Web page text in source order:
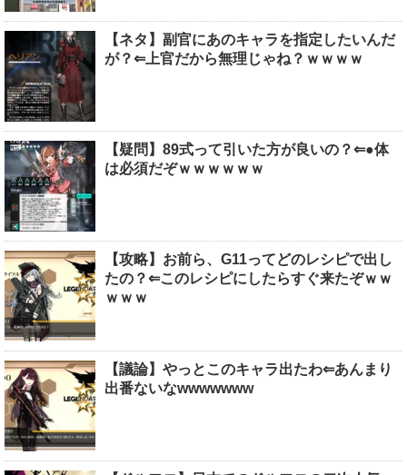
【ネタ】副官にあのキャラを指定したいんだ
が？⇐上官だから無理じゃね？ｗｗｗｗ
【疑問】89式って引いた方が良いの？⇐●体
は必須だぞｗｗｗｗｗｗ
【攻略】お前ら、G11ってどのレシピで出し
たの？⇐このレシピにしたらすぐ来たぞｗｗ
ｗｗｗ
【議論】やっとこのキャラ出たわ⇐あんまり
出番ないなwwwwwww